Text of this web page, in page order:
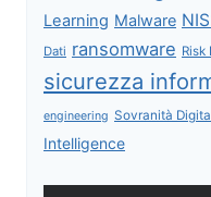
Learning Malware
Dati ransomware Risk
sicurezza
engineering Sovranità
Intelligence